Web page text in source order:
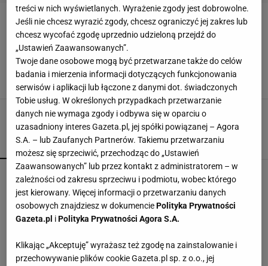
LIGHT
"Cały ten cukier". Czym karmią nas produkty
light
CUKIER JAK SCHUDNĄĆ LIGHT ODCHUDZANIE
POPULARNE NAJNOWSZE
Upał zelżał tylko na chwilę. Wróci w
poniedziałek, a potem będzie jak w
kalejdoskopie
Rząd Grenlandii wydał stanowcze ostrzeżenie w
powiązaną z Trumpem
treści w nich wyświetlanych. Wyrażenie zgody jest dobrowolne.
Jeśli nie chcesz wyrazić zgody, chcesz ograniczyć jej zakres lub
chcesz wycofać zgodę uprzednio udzieloną przejdź do
„Ustawień Zaawansowanych”.
Twoje dane osobowe mogą być przetwarzane także do celów
badania i mierzenia informacji dotyczących funkcjonowania
serwisów i aplikacji lub łączone z danymi dot. świadczonych
Tobie usług. W określonych przypadkach przetwarzanie
danych nie wymaga zgody i odbywa się w oparciu o
uzasadniony interes Gazeta.pl, jej spółki powiązanej – Agora
S.A. – lub Zaufanych Partnerów. Takiemu przetwarzaniu
możesz się sprzeciwić, przechodząc do „Ustawień
Zaawansowanych” lub przez kontakt z administratorem – w
zależności od zakresu sprzeciwu i podmiotu, wobec którego
jest kierowany. Więcej informacji o przetwarzaniu danych
osobowych znajdziesz w dokumenciePolityka Prywatności
Gazeta.pl iPolityka Prywatności Agora S.A.
Klikając „Akceptuję” wyrażasz też zgodę na zainstalowanie i
przechowywanie plików cookie Gazeta.pl sp. z o.o., jej